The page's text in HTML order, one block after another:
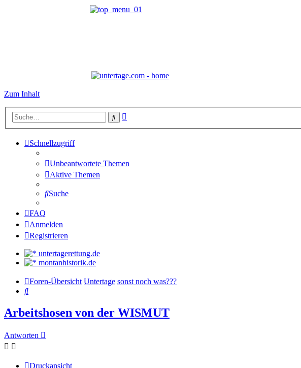
Zum Inhalt
Suche
Schnellzugriff
Unbeantwortete Themen
Aktive Themen
Suche
FAQ
Anmelden
Registrieren
untertagerettung.de
montanhistorik.de
Foren-Übersicht Untertage sonst noch was???
Suche
Arbeitshosen von der WISMUT
Antworten
Druckansicht